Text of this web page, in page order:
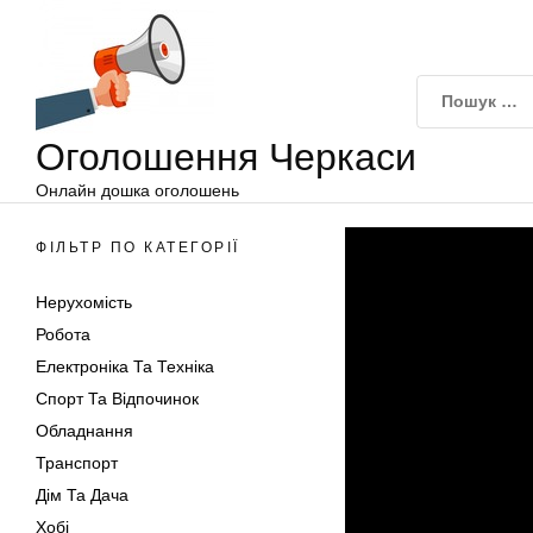
Оголошення Черкаси
Онлайн дошка оголошень
ФІЛЬТР ПО КАТЕГОРІЇ
Нерухомість
Робота
Електроніка Та Техніка
Спорт Та Відпочинок
Обладнання
Транспорт
Дім Та Дача
Хобі